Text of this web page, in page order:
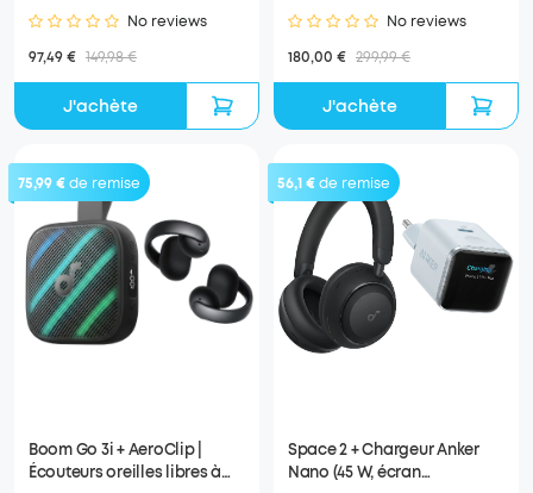
No reviews
97,49 € 149,98 €
J'achète
No reviews
180,00 € 299,99 €
J'achète
75,99 €de remise
Boom Go 3i + AeroClip |
Écouteurs oreilles libres à
56,1 €de remise
Space 2 + Chargeur Anker
Nano (45 W, écran